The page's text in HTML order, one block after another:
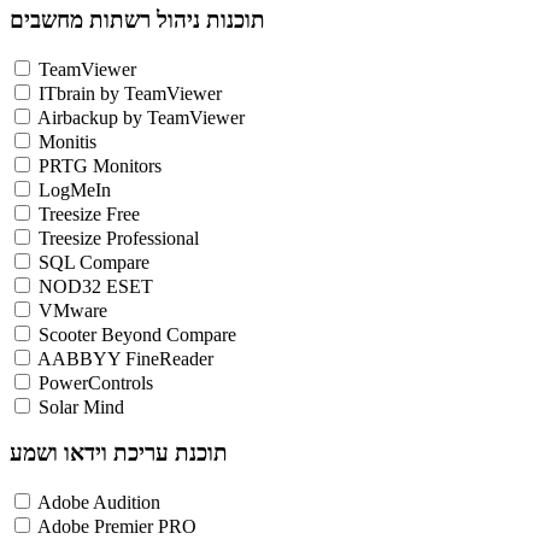
תוכנות ניהול רשתות מחשבים
TeamViewer
ITbrain by TeamViewer
Airbackup by TeamViewer
Monitis
PRTG Monitors
LogMeIn
Treesize Free
Treesize Professional
SQL Compare
NOD32 ESET
VMware
Scooter Beyond Compare
AABBYY FineReader
PowerControls
Solar Mind
תוכנת עריכת וידאו ושמע
Adobe Audition
Adobe Premier PRO